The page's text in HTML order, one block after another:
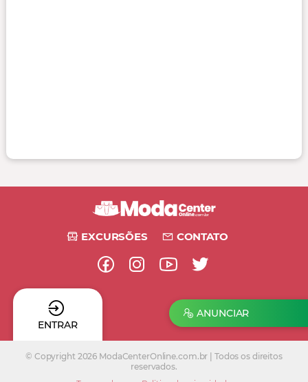
EXCURSÕES CONTATO
ENTRAR
ANUNCIAR
© Copyright 2026 ModaCenterOnline.com.br | Todos os direitos
reservados.